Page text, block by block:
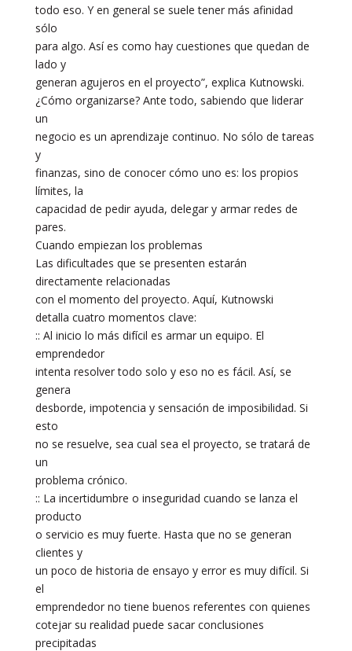
todo eso. Y en general se suele tener más afinidad
sólo
para algo. Así es como hay cuestiones que quedan de
lado y
generan agujeros en el proyecto”, explica Kutnowski.
¿Cómo organizarse? Ante todo, sabiendo que liderar
un
negocio es un aprendizaje continuo. No sólo de tareas
y
finanzas, sino de conocer cómo uno es: los propios
límites, la
capacidad de pedir ayuda, delegar y armar redes de
pares.
Cuando empiezan los problemas
Las dificultades que se presenten estarán
directamente relacionadas
con el momento del proyecto. Aquí, Kutnowski
detalla cuatro momentos clave:
:: Al inicio lo más difícil es armar un equipo. El
emprendedor
intenta resolver todo solo y eso no es fácil. Así, se
genera
desborde, impotencia y sensación de imposibilidad. Si
esto
no se resuelve, sea cual sea el proyecto, se tratará de
un
problema crónico.
:: La incertidumbre o inseguridad cuando se lanza el
producto
o servicio es muy fuerte. Hasta que no se generan
clientes y
un poco de historia de ensayo y error es muy difícil. Si
el
emprendedor no tiene buenos referentes con quienes
cotejar su realidad puede sacar conclusiones
precipitadas